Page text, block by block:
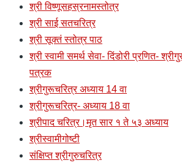
श्री विष्णूसहस्रनामस्तोत्र
श्री साई सतचरित्र
श्री सूक्तं स्तोत्र पाठ
श्री स्वामी समर्थ सेवा- दिंडोरी प्रणित-
पत्रक
श्रीगुरूचरित्र अध्याय 14 वा
श्रीगुरूचरित्र- अध्याय 18 वा
श्रीपाद चरित्र।मृत सार १ ते ५३ अध्याय
श्रीस्वामीगोष्टी
संक्षिप्त श्रीगुरुचरित्र